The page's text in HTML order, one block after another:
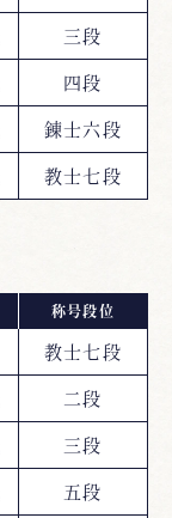
三段
四段
錬士六段
教士七段
称号段位
教士七段
二段
三段
五段